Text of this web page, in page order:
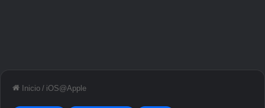
Inicio / iOS@Apple